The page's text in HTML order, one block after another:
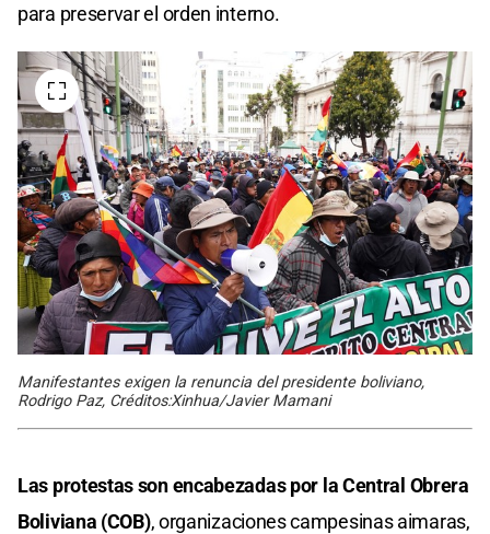
para preservar el orden interno.
Manifestantes exigen la renuncia del presidente boliviano,
Rodrigo Paz, Créditos:Xinhua/Javier Mamani
Las protestas son encabezadas por la Central Obrera
Boliviana (COB), organizaciones campesinas aimaras,